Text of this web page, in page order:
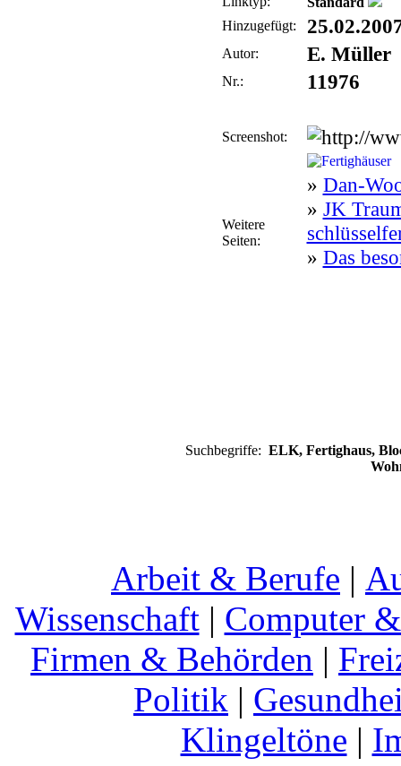
Hinzugefügt:
Autor: E. Müller
Nr.: 11976
Screenshot:
Weitere
Seiten:
» Dan-
» JK
» Das
Suchbegriffe: ELK, Fertighaus,
Arbeit & Berufe |
Wissenschaft| Computer
Firmen & Behörden |
Politik |
Klingeltöne |